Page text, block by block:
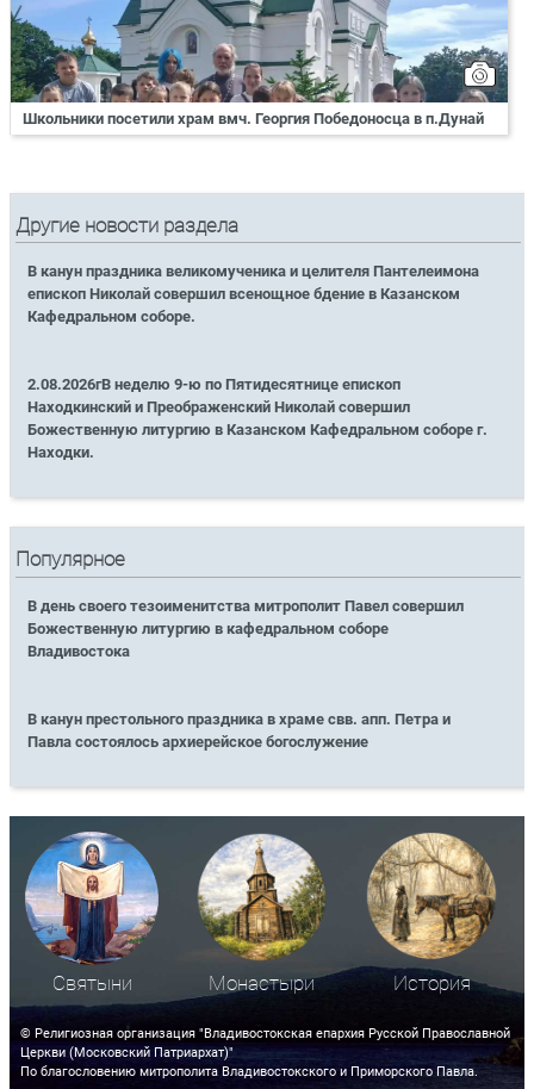
Школьники посетили храм вмч. Георгия Победоносца в п.Дунай
Другие новости раздела
В канун праздника великомученика и целителя Пантелеимона
епископ Николай совершил всенощное бдение в Казанском
Кафедральном соборе.
2.08.2026гВ неделю 9-ю по Пятидесятнице епископ
Находкинский и Преображенский Николай совершил
Божественную литургию в Казанском Кафедральном соборе г.
Находки.
Популярное
В день своего тезоименитства митрополит Павел совершил
Божественную литургию в кафедральном соборе
Владивостока
В канун престольного праздника в храме свв. апп. Петра и
Павла состоялось архиерейское богослужение
Святыни Монастыри История
© Религиозная организация "Владивостокская епархия Русской Православной
Церкви (Московский Патриархат)"
По благословению митрополита Владивостокского и Приморского Павла.